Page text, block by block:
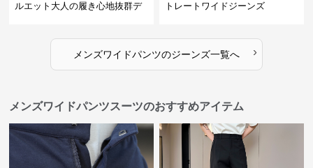
ルエット大人の履き心地抜群デ
トレートワイドジーンズ
メンズワイドパンツのジーンズ一覧へ ›
メンズワイドパンツスーツのおすすめアイテム